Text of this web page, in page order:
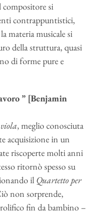
si
contrappuntistici,
materia musicale si
della struttura, quasi
di forme pure e
” [Benjamin
, meglio conosciuta
acquisizione in un
riscoperte molti anni
ritornò spesso su
il Quartetto per
non sorprende,
fin da bambino –